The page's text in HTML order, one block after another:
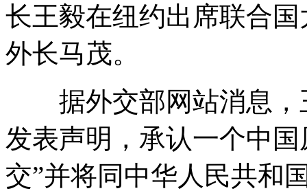
长王毅在纽约出席联合
外长马茂。
据外交部网站消息，
发表声明，承认一个中
交”并将同中华人民共和